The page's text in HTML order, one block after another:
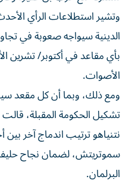
وتشير استطلاعات الرأي
الدينية سيواجه ​صعوبة في
الأصوات.
ومع ذلك، وبما أن كل مقعد
تشكيل الحكومة المقبلة،
نتنياهو ترتيب اندماج آخر
سموتريتش، لضمان ⁠نجاح
البرلمان.